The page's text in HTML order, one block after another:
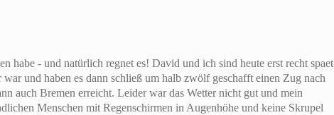
habe - und natürlich regnet es! David und ich sind heute erst recht spaet
und haben es dann schließ um halb zwölf geschafft einen Zug nach
auch Bremen erreicht. Leider war das Wetter nicht gut und mein
Menschen mit Regenschirmen in Augenhöhe und keine Skrupel